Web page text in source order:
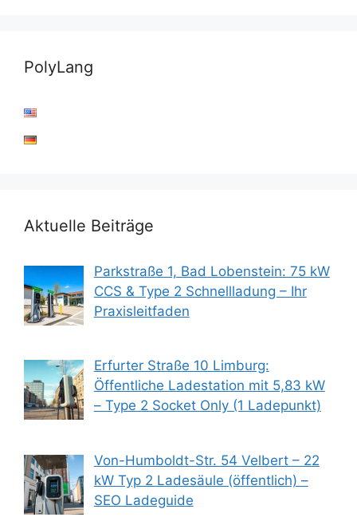
PolyLang
Aktuelle Beiträge
Parkstraße 1, Bad Lobenstein: 75 kW
CCS & Type 2 Schnellladung – Ihr
Praxisleitfaden
Erfurter Straße 10 Limburg:
Öffentliche Ladestation mit 5,83 kW
– Type 2 Socket Only (1 Ladepunkt)
Von-Humboldt-Str. 54 Velbert – 22
kW Typ 2 Ladesäule (öffentlich) –
SEO Ladeguide